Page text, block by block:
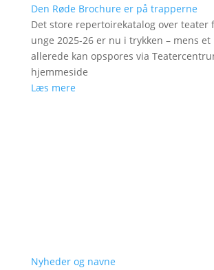
Den Røde Brochure er på trapperne
Det store repertoirekatalog over teater
unge 2025-26 er nu i trykken – mens
allerede kan opspores via
hjemmeside
Læs mere
Nyheder og navne